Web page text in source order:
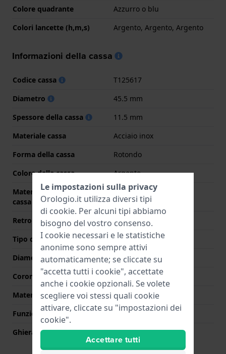
Colore quadrante
Azzurro o blu
Colori lancette (h,m,s)
Argento, Argento, Argento
Informazioni della cassa
Codice cassa
T125617
Diametro
45.5 mm
Spessore della cassa
11.5 mm
Materiale cassa
Acciaio inox
Forma della cassa
Rotondo
Colore della cassa
Argento
Materiale del retro della
cassa
Acciaio inox
Retro cassa
Coperchio a pressione
Tipo di vetro
Zaffiro
Diametro del vetro
35.50
Corona
Corona da estrarre
Materiale della ghiera
Acciaio inox
Funzione della ghiera
Tachimetro
Ghiera rotante
Nessuna - Fissa
Le impostazioni sulla privacy
Orologio.it utilizza diversi tipi
di cookie. Per alcuni tipi abbiamo
bisogno del vostro consenso.
I cookie necessari e le statistiche
anonime sono sempre attivi
automaticamente; se cliccate su
"accetta tutti i cookie", accettate
anche i cookie opzionali. Se volete
scegliere voi stessi quali cookie
attivare, cliccate su "impostazioni dei
cookie".
Accettare tutti